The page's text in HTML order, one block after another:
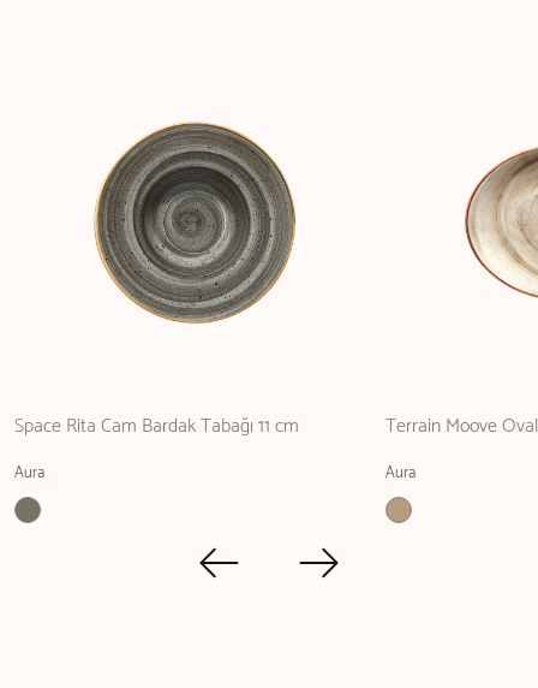
Space Rita Cam Bardak Tabağı 11 cm
Aura
Terrain Moove
Aura